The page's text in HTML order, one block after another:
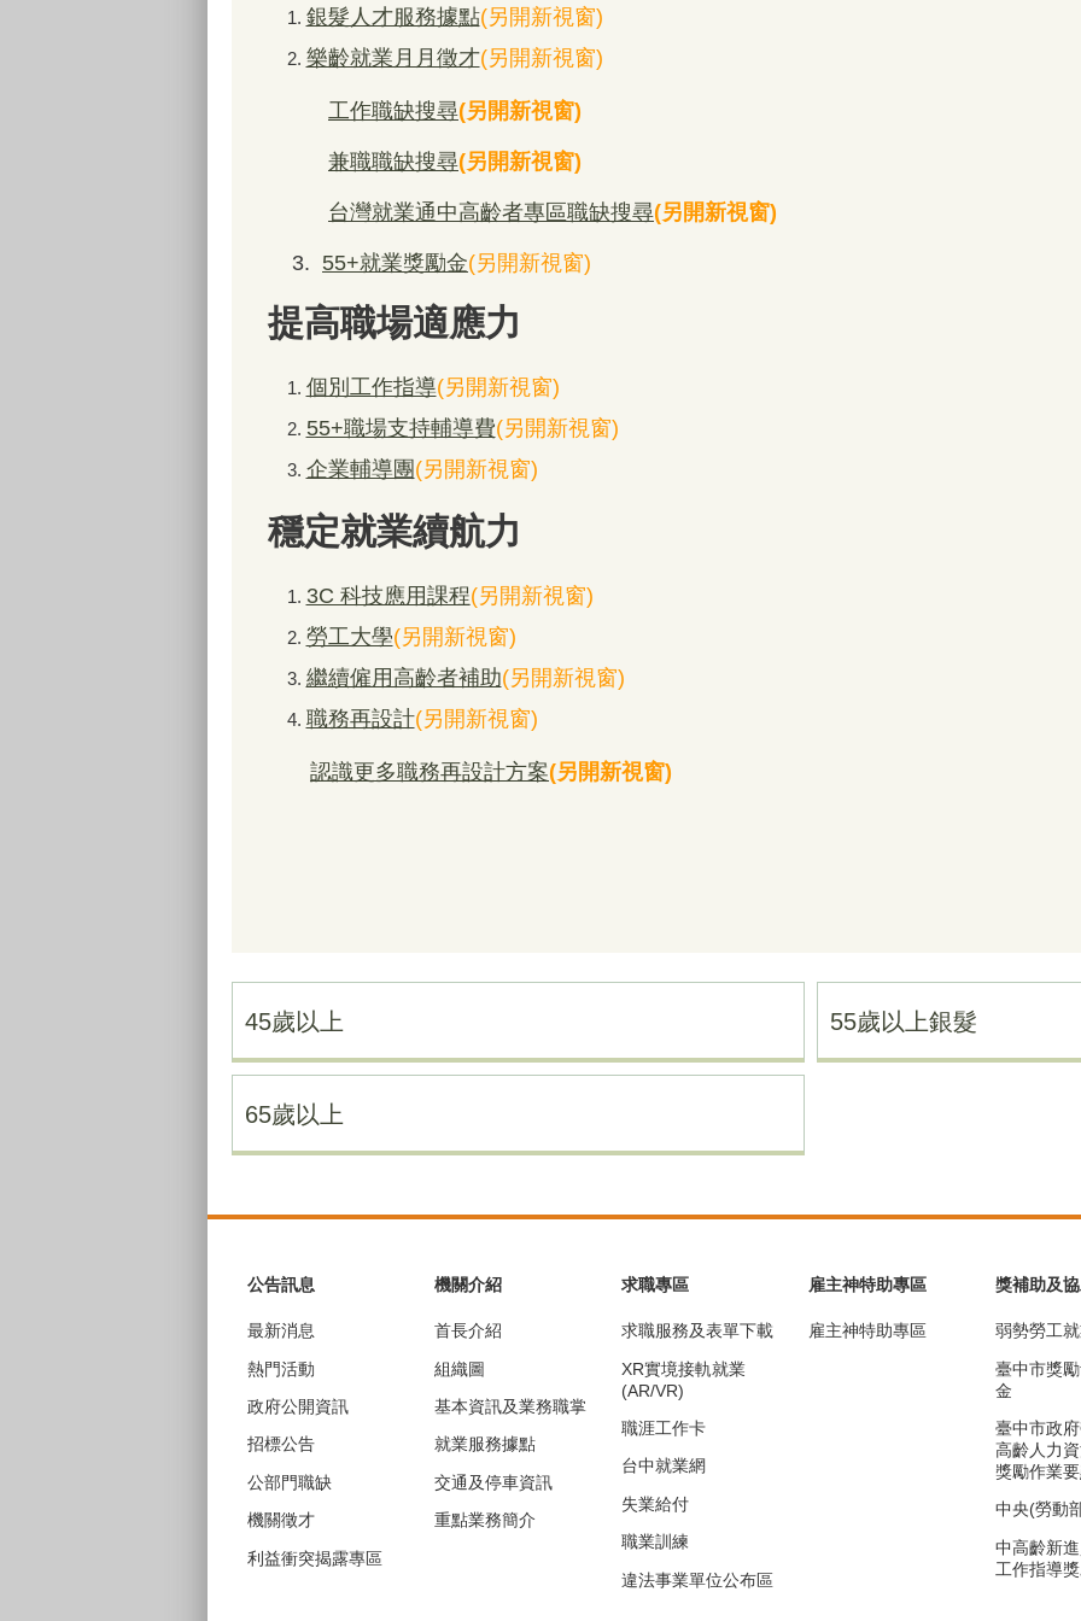
銀髮人才服務據點(另開新視窗)
樂齡就業月月徵才(另開新視窗)
工作職缺搜尋(另開新視窗)
兼職職缺搜尋(另開新視窗)
台灣就業通中高齡者專區職缺搜尋(另開新視窗)
3. 55+就業獎勵金(另開新視窗)
提高職場適應力
個別工作指導(另開新視窗)
55+職場支持輔導費(另開新視窗)
企業輔導團(另開新視窗)
穩定就業續航力
3C 科技應用課程(另開新視窗)
勞工大學(另開新視窗)
繼續僱用高齡者補助(另開新視窗)
職務再設計(另開新視窗)
認識更多職務再設計方案(另開新視窗)
45歲以上 55歲以上銀髮
65歲以上
公告訊息
最新消息
熱門活動
政府公開資訊
招標公告
公部門職缺
機關徵才
利益衝突揭露專區
機關介紹
首長介紹
組織圖
基本資訊及業務職掌
就業服務據點
交通及停車資訊
重點業務簡介
求職專區
求職服務及表單下載
XR實境接軌就業
(AR/VR)
職涯工作卡
台中就業網
失業給付
職業訓練
違法事業單位公布區
雇主神特助專區
雇主神特助專區
獎補助及
弱勢勞工
臺中市獎
金
臺中市政
高齡人力
獎勵作業
中央(勞動
中高齡新
工作指導